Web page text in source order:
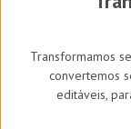
Transformamos
convertemos
editáveis,